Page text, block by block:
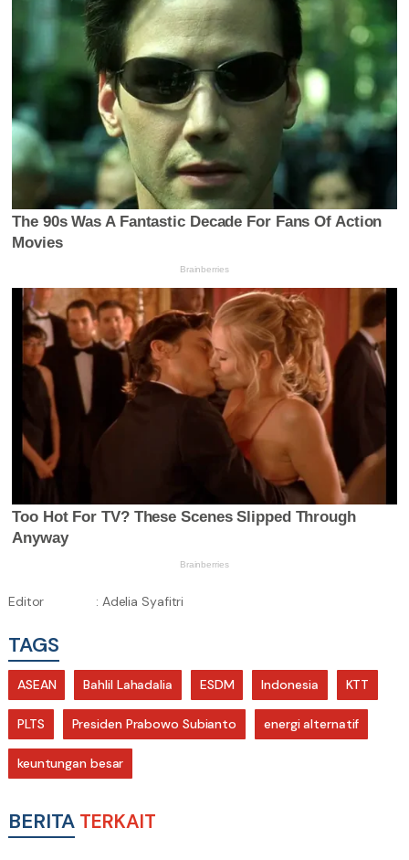
Editor : Adelia Syafitri
TAGS
ASEAN Bahlil Lahadalia ESDM Indonesia KTT
PLTS Presiden Prabowo Subianto energi alternatif
keuntungan besar
BERITA TERKAIT